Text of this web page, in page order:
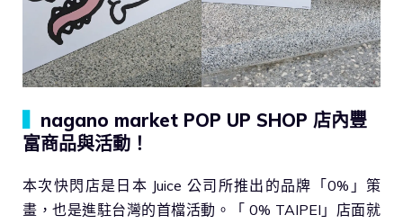
nagano market POP UP SHOP 店內豐
富商品與活動！
本次快閃店是日本 Juice 公司所推出的品牌「0%」策
畫，也是進駐台灣的首檔活動。「 0% TAIPEI」店面就